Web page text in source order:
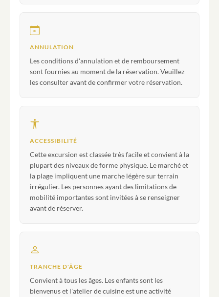
ANNULATION
Les conditions d'annulation et de remboursement
sont fournies au moment de la réservation. Veuillez
les consulter avant de confirmer votre réservation.
ACCESSIBILITÉ
Cette excursion est classée très facile et convient à la
plupart des niveaux de forme physique. Le marché et
la plage impliquent une marche légère sur terrain
irrégulier. Les personnes ayant des limitations de
mobilité importantes sont invitées à se renseigner
avant de réserver.
TRANCHE D'ÂGE
Convient à tous les âges. Les enfants sont les
bienvenus et l'atelier de cuisine est une activité